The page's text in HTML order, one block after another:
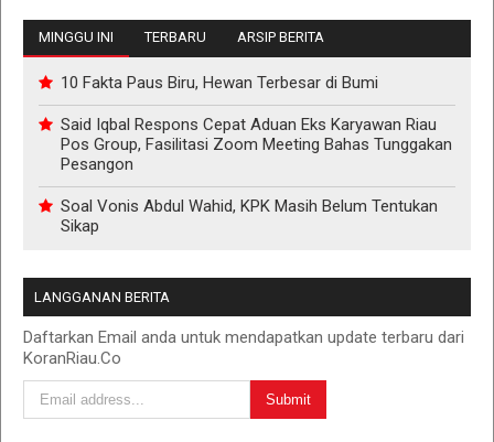
MINGGU INI TERBARU ARSIP BERITA
10 Fakta Paus Biru, Hewan Terbesar di Bumi
Said Iqbal Respons Cepat Aduan Eks Karyawan Riau
Pos Group, Fasilitasi Zoom Meeting Bahas Tunggakan
Pesangon
Soal Vonis Abdul Wahid, KPK Masih Belum Tentukan
Sikap
LANGGANAN BERITA
Daftarkan Email anda untuk mendapatkan update terbaru dari
KoranRiau.Co